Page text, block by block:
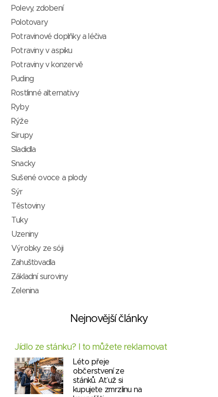
Polevy, zdobení
Polotovary
Potravinové doplňky a léčiva
Potraviny v aspiku
Potraviny v konzervě
Puding
Rostlinné alternativy
Ryby
Rýže
Sirupy
Sladidla
Snacky
Sušené ovoce a plody
Sýr
Těstoviny
Tuky
Uzeniny
Výrobky ze sóji
Zahušťovadla
Základní suroviny
Zelenina
Nejnovější články
Jídlo ze stánku? I to můžete reklamovat
Léto přeje
občerstvení ze
stánků. Ať už si
kupujete zmrzlinu na